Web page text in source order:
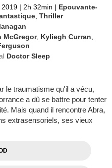
2019 | 2h 32min | Epouvante-
,Thriller
McGregor, Kyliegh Curran
Doctor Sleep
le traumatisme qu'il a vécu,
a dû se battre pour tenter
Mais quand il rencontre Abra,
extrasensoriels, ses vieux